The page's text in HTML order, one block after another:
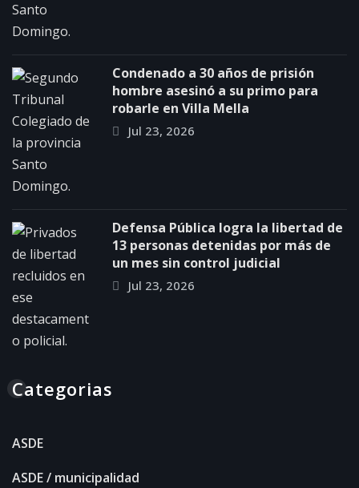
Condenado a 30 años de prisión
hombre asesinó a su primo para
robarle en Villa Mella
Jul 23, 2026
Defensa Pública logra la libertad de
13 personas detenidas por más de
un mes sin control judicial
Jul 23, 2026
Categorias
ASDE
ASDE / municipalidad